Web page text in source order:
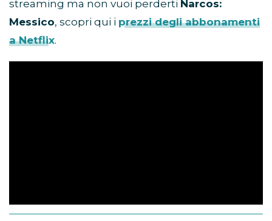
streaming ma non vuoi perderti Narcos:
Messico, scopri qui i prezzi degli abbonamenti
a Netflix.